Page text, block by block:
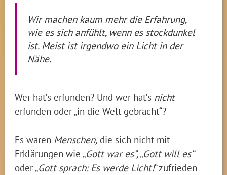
Wir machen kaum mehr die Erfahrung,
wie es sich anfühlt, wenn es stockdunkel
ist. Meist ist irgendwo ein Licht in der
Nähe.
Wer hat’s erfunden? Und wer hat’s nicht
erfunden oder „in die Welt gebracht“?
Es waren Menschen, die sich nicht mit
Erklärungen wie „Gott war es“, „Gott will es“
oder „Gott sprach: Es werde Licht!“ zufrieden